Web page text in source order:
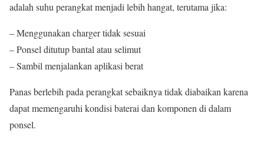
adalah suhu perangkat menjadi lebih hangat, terutama jika:
– Menggunakan charger tidak sesuai
– Ponsel ditutup bantal atau selimut
– Sambil menjalankan aplikasi berat
Panas berlebih pada perangkat sebaiknya tidak diabaikan karena
dapat memengaruhi kondisi baterai dan komponen di dalam
ponsel.